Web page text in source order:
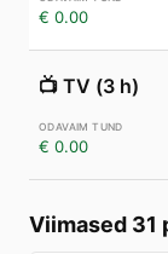
€ 0.00
📺 TV (3 h)
€ 0.00
Viimased 31